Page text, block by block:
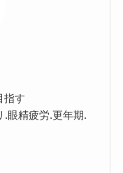
指す
.眼精疲労.更年期.